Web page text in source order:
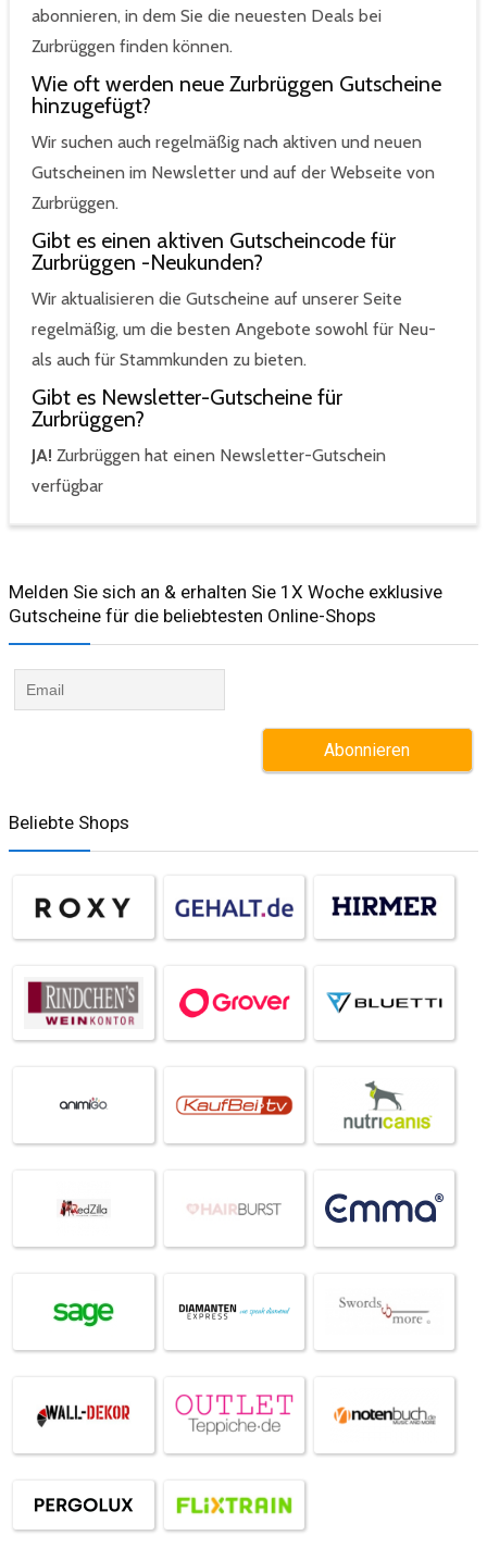
abonnieren, in dem Sie die neuesten Deals bei
Zurbrüggen finden können.
Wie oft werden neue Zurbrüggen Gutscheine
hinzugefügt?
Wir suchen auch regelmäßig nach aktiven und neuen
Gutscheinen im Newsletter und auf der Webseite von
Zurbrüggen.
Gibt es einen aktiven Gutscheincode für
Zurbrüggen -Neukunden?
Wir aktualisieren die Gutscheine auf unserer Seite
regelmäßig, um die besten Angebote sowohl für Neu-
als auch für Stammkunden zu bieten.
Gibt es Newsletter-Gutscheine für
Zurbrüggen?
JA! Zurbrüggen hat einen Newsletter-Gutschein
verfügbar
Melden Sie sich an & erhalten Sie 1X Woche exklusive
Gutscheine für die beliebtesten Online-Shops​
Beliebte Shops